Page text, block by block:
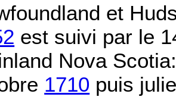
et
est suivi par le
Nova
1710 puis